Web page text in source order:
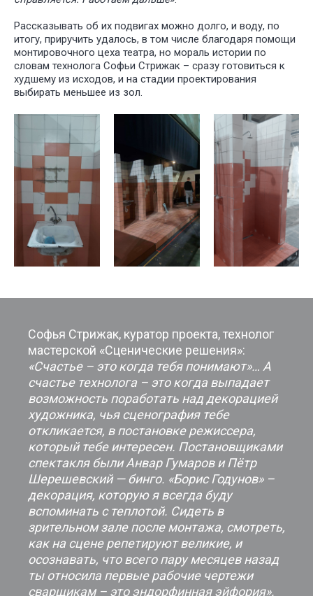
У НАС
ДЛЯ
И
Рассказывать об их подвигах можно долго, и воду, по
итогу, приручить удалось, в том числе благодаря помощи
монтировочного цеха театра, но мораль истории по
словам технолога Софьи Стрижак – сразу готовиться к
худшему из исходов, и на стадии проектирования
выбирать меньшее из зол.
Софья Стрижак, куратор проекта, технолог
мастерской «Сценические решения»:
«Счастье – это когда тебя понимают»… А
счастье технолога – это когда выпадает
возможность поработать над декорацией
художника, чья сценография тебе
откликается, в постановке режиссера,
который тебе интересен. Постановщиками
спектакля были Анвар Гумаров и Пётр
Шерешевский — бинго. «Борис Годунов» –
декорация, которую я всегда буду
вспоминать с теплотой. Сидеть в
зрительном зале после монтажа, смотреть,
как на сцене репетируют великие, и
осознавать, что всего пару месяцев назад
ты относила первые рабочие чертежи
сварщикам – это эндорфинная эйфория».